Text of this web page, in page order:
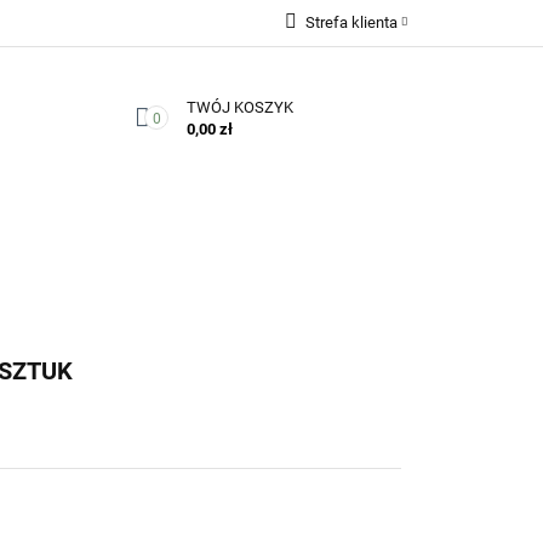
Strefa klienta
0
TWÓJ KOSZYK
0,00 zł